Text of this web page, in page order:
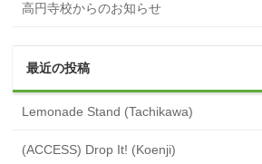
高円寺校からのお知らせ
最近の投稿
Lemonade Stand (Tachikawa)
(ACCESS) Drop It! (Koenji)